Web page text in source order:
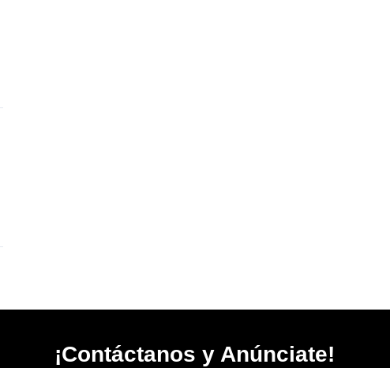
¡Contáctanos y Anúnciate!